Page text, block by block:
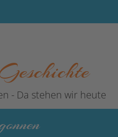
- Da stehen wir heute